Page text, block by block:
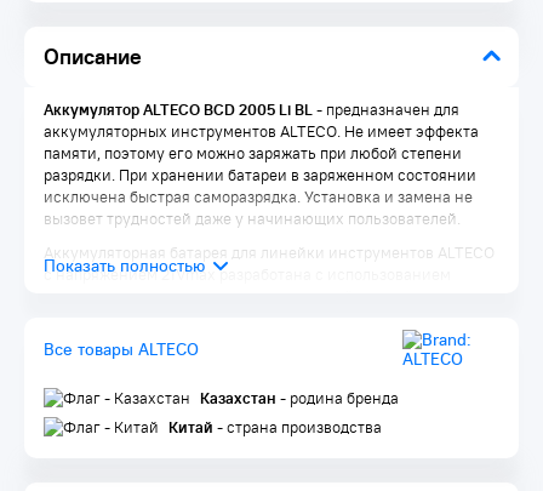
Описание
Аккумулятор ALTECOBCD 2005 Li BL- предназначен для
аккумуляторных инструментов ALTECO. Не имеет эффекта
памяти, поэтому его можно заряжать при любой степени
разрядки. При хранении батареи в заряженном состоянии
исключена быстрая саморазрядка. Установка и замена не
вызовет трудностей даже у начинающих пользователей.
Аккумуляторная батарея для линейки инструментов ALTECO
с напряжением 21Vmax разработана с использованием
при экстремальных условиях эксплуатации.
Защита от полного разряда:инструмент автоматически
отключится при критически низком уровне заряда,
Все товары ALTECO
Казахстан - родина бренда
Китай - страна производства